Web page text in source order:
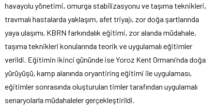
havayolu yönetimi, omurga stabilizasyonu ve taşıma teknikleri,
travmalı hastalarda yaklaşım, afet triyajı, zor doğa şartlarında
yaya ulaşımı, KBRN farkındalık eğitimi, zor alanda müdahale,
taşıma teknikleri konularında teorik ve uygulamalı eğitimler
verildi. Eğitimin ikinci gününde ise Yoroz Kent Ormanı’nda doğa
yürüyüşü, kamp alanında oryantiring eğitimi ile uygulaması,
eğitimler sonrasında oluşturulan timler tarafından uygulamalı
senaryolarla müdahaleler gerçekleştirildi.